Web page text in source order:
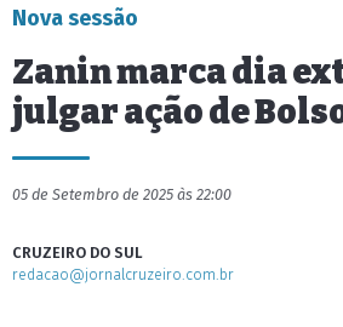
Nova sessão
Zanin marca dia
julgar ação de
05 de Setembro de 2025 às 22:00
CRUZEIRO DO SUL
redacao@jornalcruzeiro.com.br